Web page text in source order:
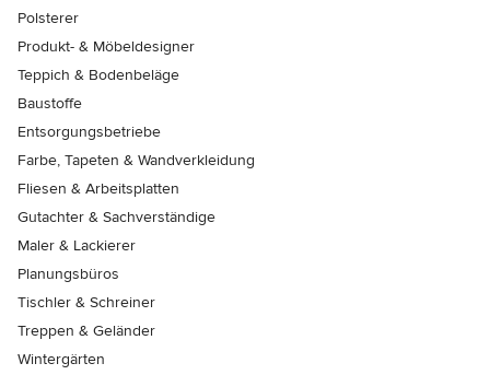
Polsterer
Produkt- & Möbeldesigner
Teppich & Bodenbeläge
Baustoffe
Entsorgungsbetriebe
Farbe, Tapeten & Wandverkleidung
Fliesen & Arbeitsplatten
Gutachter & Sachverständige
Maler & Lackierer
Planungsbüros
Tischler & Schreiner
Treppen & Geländer
Wintergärten